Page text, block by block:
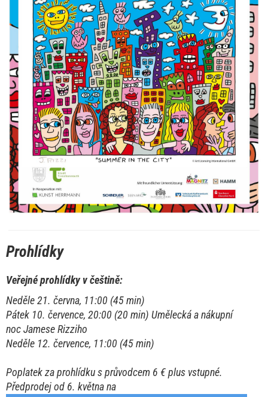
Prohlídky
Veřejné prohlídky v češtině:
Neděle 21. června, 11:00 (45 min)
Pátek 10. července, 20:00 (20 min) Umělecká a nákupní
noc Jamese Rizziho
Neděle 12. července, 11:00 (45 min)
Poplatek za prohlídku s průvodcem 6 € plus vstupné.
Předprodej od 6. května na